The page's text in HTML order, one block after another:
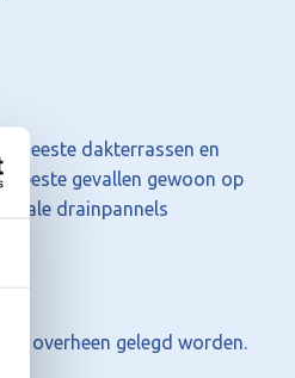
meeste dakterrassen en
gevallen gewoon op
drainpannels
overheen gelegd worden.